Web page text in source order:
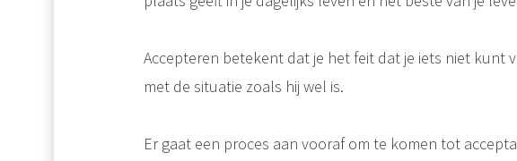
Accepteren betekent dat je het feit dat je iets niet kunt
met de situatie zoals hij wel is.
Er gaat een proces aan vooraf om te komen tot